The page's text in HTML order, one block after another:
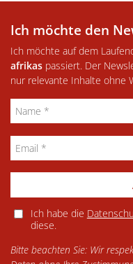
Ich möchte den
Ich möchte auf dem
afrikas passiert. Der
nur relevante Inhalte ohne
Ich habe die
diese.
Bitte beachten Sie: Wir